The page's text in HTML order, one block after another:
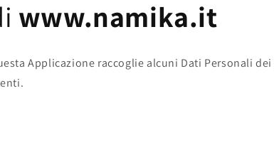
www.namika.it
Applicazione raccoglie alcuni Dati Personali